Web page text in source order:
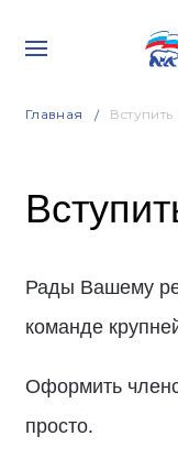
Главная
Рады Вашему
команде
Оформить
просто.